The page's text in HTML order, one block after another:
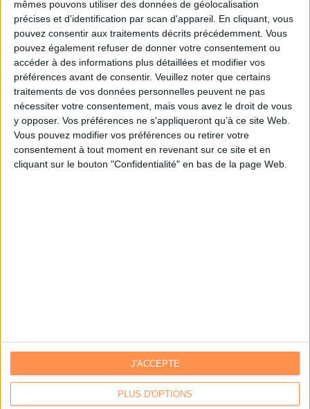
mêmes pouvons utiliser des données de géolocalisation
précises et d’identification par scan d'appareil. En cliquant, vous
pouvez consentir aux traitements décrits précédemment. Vous
pouvez également refuser de donner votre consentement ou
accéder à des informations plus détaillées et modifier vos
préférences avant de consentir. Veuillez noter que certains
traitements de vos données personnelles peuvent ne pas
nécessiter votre consentement, mais vous avez le droit de vous
y opposer. Vos préférences ne s'appliqueront qu’à ce site Web.
Vous pouvez modifier vos préférences ou retirer votre
consentement à tout moment en revenant sur ce site et en
cliquant sur le bouton "Confidentialité" en bas de la page Web.
PLUS D'OPTIONS
J'ACCEPTE
Je m'inscris pour commenter les articles
ou déposer mon CV
Je m'inscris sur Archimag.com
Communiquer avec Archimag|Communiquer avec ACE